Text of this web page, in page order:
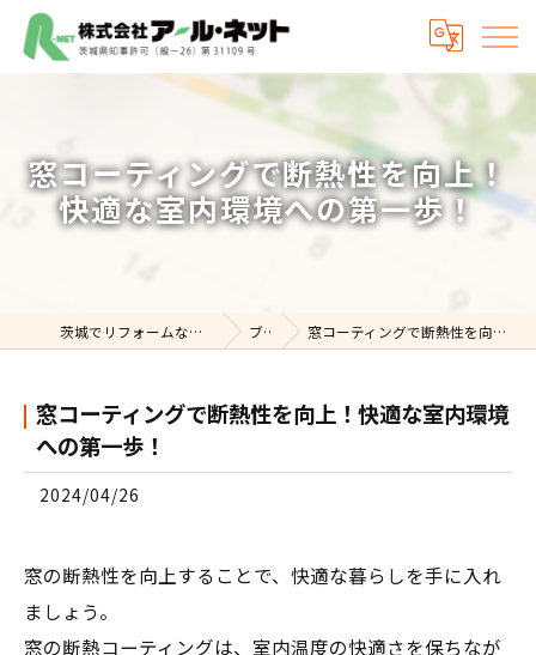
窓コーティングで断熱性を向上！
快適な室内環境への第一歩！
茨城でリフォームなら株式会社アール・ネット ブログ 窓コーティングで断熱性を向上！快適な室内環境への第一歩！
窓コーティングで断熱性を向上！快適な室内環境
への第一歩！
2024/04/26
窓の断熱性を向上することで、快適な暮らしを手に入れ
ましょう。
窓の断熱コーティングは、室内温度の快適さを保ちなが